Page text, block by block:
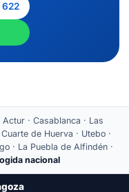
622
· Casablanca · Las
de Huerva · Utebo ·
· La Puebla de Alfindén ·
nacional